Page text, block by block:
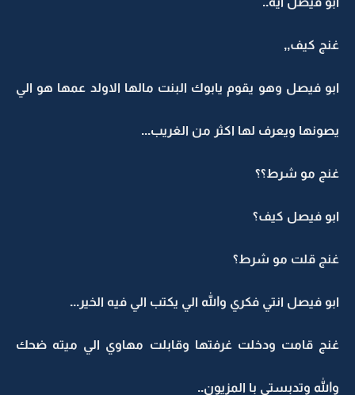
غنج كيف,,
ابو فيصل وهو يقوم يابوك البنت مالها الاولد عمها هو الي
يصونها ويعرف لها اكثر من الغريب...
غنج مو شرط؟؟
ابو فيصل كيف؟
غنج قلت مو شرط؟
ابو فيصل انتي فكري والله الي يكتب الي فيه الخير...
غنج قامت ودخلت غرفتها وقابلت مهاوي الي ميته ضحك
والله وتدبستي با المزيون..